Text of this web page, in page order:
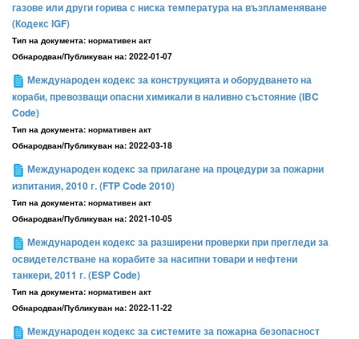
газове или други горива с ниска температура на възпламеняване
(Кодекс IGF)
Тип на документа: нормативен акт
Обнародван/Публикуван на: 2022-01-07
Международен кодекс за конструкцията и оборудването на
кораби, превозващи опасни химикали в наливно състояние (IBC
Code)
Тип на документа: нормативен акт
Обнародван/Публикуван на: 2022-03-18
Международен кодекс за прилагане на процедури за пожарни
изпитания, 2010 г. (FTP Code 2010)
Тип на документа: нормативен акт
Обнародван/Публикуван на: 2021-10-05
Международен кодекс за разширени проверки при прегледи за
освидетелстване на корабите за насипни товари и нефтени
танкери, 2011 г. (ESP Code)
Тип на документа: нормативен акт
Обнародван/Публикуван на: 2022-11-22
Международен кодекс за системите за пожарна безопасност